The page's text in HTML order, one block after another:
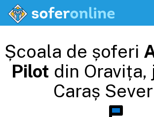
Școala de șoferi
Pilot din Oravița,
Caraș